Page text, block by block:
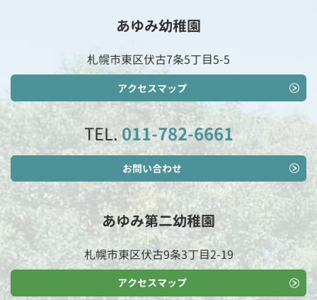
あゆみ幼稚園
札幌市東区伏古7条5丁目5-5
アクセスマップ
TEL.011-782-6661
お問い合わせ
あゆみ第二幼稚園
札幌市東区伏古9条3丁目2-19
アクセスマップ